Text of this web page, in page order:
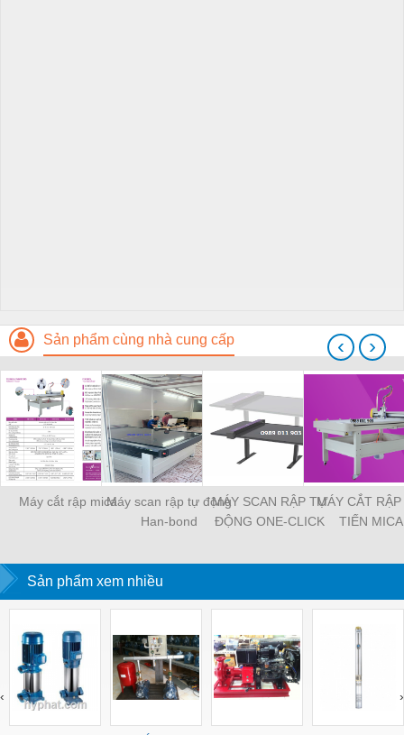
Sản phẩm cùng nhà cung cấp
Máy cắt rập micaMáy scan rập tự động
Han-bond
MÁY SCAN RẬP TỰ
ĐỘNG ONE-CLICK
MÁY CẮT RẬP
TIẾN MICA
‹ ›
Sản phẩm xem nhiều
‹ ›